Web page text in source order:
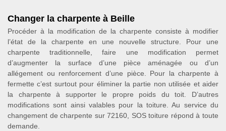
Changer la charpente à Beille
Procéder à la modification de la charpente consiste à modifier
l’état de la charpente en une nouvelle structure. Pour une
charpente traditionnelle, faire une modification permet
d’augmenter la surface d’une pièce aménagée ou d’un
allégement ou renforcement d’une pièce. Pour la charpente à
fermette c’est surtout pour éliminer la partie non utilisée et aider
la charpente à supporter le propre poids du toit. D’autres
modifications sont ainsi valables pour la toiture. Au service du
changement de charpente sur 72160, SOS toiture répond à toute
demande.